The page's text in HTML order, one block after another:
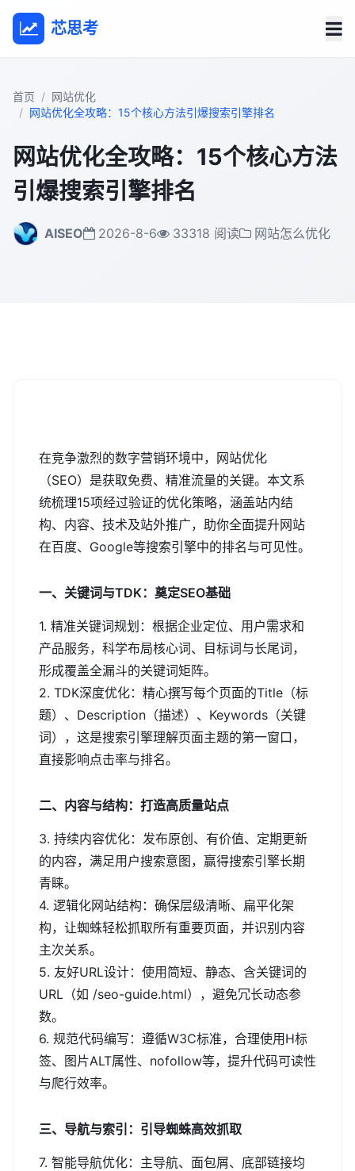
芯思考
首页
网站优化
网站优化全攻略：15个核心方法引爆搜索引擎排名
网站优化全攻略：15个核心方法
引爆搜索引擎排名
AISEO 2026-8-6 33318 阅读 网站怎么优化
在竞争激烈的数字营销环境中，网站优化
（SEO）是获取免费、精准流量的关键。本文系
统梳理15项经过验证的优化策略，涵盖站内结
构、内容、技术及站外推广，助你全面提升网站
在百度、Google等搜索引擎中的排名与可见性。
一、关键词与TDK：奠定SEO基础
1. 精准关键词规划：根据企业定位、用户需求和
产品服务，科学布局核心词、目标词与长尾词，
形成覆盖全漏斗的关键词矩阵。
2. TDK深度优化：精心撰写每个页面的Title（标
题）、Description（描述）、Keywords（关键
词），这是搜索引擎理解页面主题的第一窗口，
直接影响点击率与排名。
二、内容与结构：打造高质量站点
3. 持续内容优化：发布原创、有价值、定期更新
的内容，满足用户搜索意图，赢得搜索引擎长期
青睐。
4. 逻辑化网站结构：确保层级清晰、扁平化架
构，让蜘蛛轻松抓取所有重要页面，并识别内容
主次关系。
5. 友好URL设计：使用简短、静态、含关键词的
URL（如 /seo-guide.html），避免冗长动态参
数。
6. 规范代码编写：遵循W3C标准，合理使用H标
签、图片ALT属性、nofollow等，提升代码可读性
与爬行效率。
三、导航与索引：引导蜘蛛高效抓取
7. 智能导航优化：主导航、面包屑、底部链接均